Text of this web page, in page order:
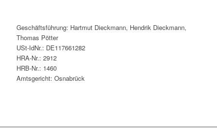
Geschäftsführung: Hartmut Dieckmann, Hendrik Dieckmann,
Thomas Pötter
USt-IdNr.: DE117661282
HRA-Nr.: 2912
HRB-Nr.: 1460
Amtsgericht: Osnabrück